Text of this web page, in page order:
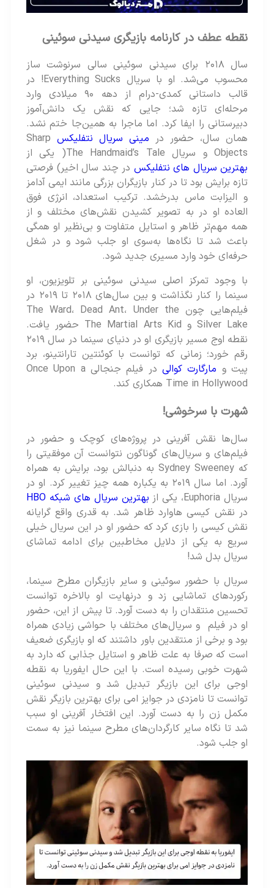
نقطه عطف در کارنامه بازیگری سیدنی سوئینی
سال ۲۰۱۸ برای سیدنی سوئینی سالی سرنوشت‌ ساز
محسوب می‌شد. او با سریال Everything Sucks! در
قالب داستانی کمدی-درام از دهه ۹۰ میلادی وارد
مرحله‌ای تازه شد؛ جایی که نقش یک دانش‌آموز
دبیرستانی را ایفا کرد. اما ماجرا به همین‌جا ختم نشد.
همان سال، حضور درمینی سریال نتفلیکس Sharp
Objects و سریال The Handmaid’s Tale( یکی از
بهترین سریال های نتفلیکسدر چند سال اخیر) فرصتی
تازه برایش بود تا در کنار بازیگران بزرگی مانند ایمی آدامز
و الیزابت ماس بدرخشد. ترکیب استعداد، انرژی فوق
العاده او در به تصویر کشیدن نقش‌های مختلف و از
همه مهم‌تر ظاهر و استایل متفاوت و بی‌نظیر او همگی
باعث شد تا نگاه‌ها به‌سوی او جلب شود و در شغل
حرفه‌ای خود وارد مسیری جدید شود.
با وجود تمرکز اصلی سیدنی سوئینی بر تلویزیون، او
سینما را کنار نگذاشت و بین سال‌های ۲۰۱۸ تا ۲۰۱۹ در
فیلم‌هایی چون The Ward، Dead Ant، Under the
Silver Lake و The Martial Arts Kid حضور یافت.
نقطه اوج مسیر بازیگری او در دنیای سینما در سال ۲۰۱۹
رقم خورد؛ زمانی که توانست با کوئنتین تارانتینو، برد
پیت ومارگارت کوالی
در فیلم جنجالی Once Upon a
Time in Hollywood همکاری کند.
شهرت با سرخوشی!
سال‌ها نقش آفرینی در پروژه‌های کوچک و حضور در
فیلم‌های و سریال‌های گوناگون نتوانست آن موفقیتی را
که Sydney Sweeney به دنبالش بود، برایش به همراه
آورد. اما سال ۲۰۱۹ به یکباره همه چیز تغییر کرد. او در
سریال Euphoria، یکی از
بهترین سریال های شبکه HBO
در نقش کیسی هاوارد ظاهر شد. به قدری واقع گرایانه
نقش کیسی را بازی کرد که حضور او در این سریال خیلی
سریع به یکی از دلایل مخاطبین برای ادامه تماشای
سریال بدل شد!
سریال با حضور سوئینی و سایر بازیگران مطرح سینما،
رکوردهای تماشایی زد و درنهایت او بالاخره توانست
تحسین منتقدان را به دست آورد. تا پیش از این، حضور
او در فیلم و سریال‌های مختلف با حواشی زیادی همراه
بود و برخی از منتقدین باور داشتند که او بازیگری ضعیف
است که صرفا به علت ظاهر و استایل جذابی که دارد به
شهرت خوبی رسیده است. با این حال ایفوریا به نقطه
اوجی برای این بازیگر تبدیل شد و سیدنی سوئینی
توانست تا نامزدی در جوایز امی برای بهترین بازیگر نقش
مکمل زن را به دست آورد. این افتخار آفرینی او سبب
شد تا نگاه سایر کارگردان‌های مطرح سینما نیز به سمت
او جلب شود.